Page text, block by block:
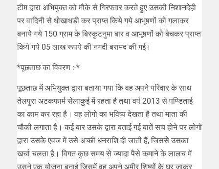
टीम द्वारा अभियुक्त को मौके से गिरफ्तार करते हुए उसकी निशानदेही
पर वादिनी से धोखाधडी कर प्राप्त किये गये आभूषणों को गलाकर
बनाये गये 150 ग्राम के बिस्कुटनुमा बार व आभूषणों को बेचकर प्राप्त
किये गये 05 लाख रूपये की नगदी बरामद की गई।
*पूछताछ का विवरण :-*
पूछताछ में अभियुक्त द्वारा बताया गया कि वह अपने परिवार के साथ
तेलपुरा अटकफार्म सेलाकुई में रहता है तथा वर्ष 2013 से पण्डिताई
का काम कर रहा है। वह लोगो का भविष्य देखता है तथा माता की
चौकी लगाता है। कई बार उसके द्वारा बताई गई बातें सच होने पर लोगों
द्वारा उसके एवज में उसे अच्छी धनराशि दी जाती है, जिससे उसका
खर्चा चलता है। विगत कुछ समय से ज्यादा पैसे कमाने के लालच में
उसने एक योजना बनाई जिसमें वह अपने अमीर शिष्यों के घर जाकर